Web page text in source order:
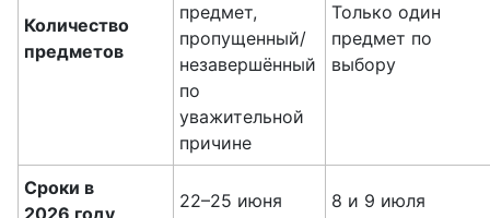
Количество
предметов
предмет,
пропущенный/
незавершённый
по
уважительной
причине
Только один
предмет по
выбору
Сроки в
2026 году
22–25 июня 8 и 9 июля